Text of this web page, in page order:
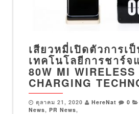
เสียวหมี่เปิดตัวการเ
เทคโนโลยีการชาร์จ
80W MI WIRELESS
CHARGING
ตุลาคม 21, 2020 HereNat 0
News, PR News,